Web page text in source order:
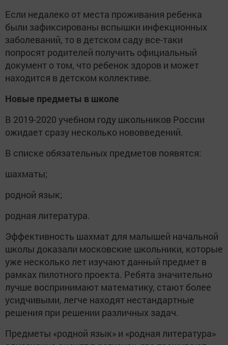
Если недалеко от места проживания ребенка
были зафиксированы вспышки инфекционных
заболеваний, то в детском саду все-таки
попросят родителей получить официальный
документ о том, что ребенок здоров и может
находится в детском коллективе.
Новые предметы в школе
В 2019-2020 учебном году школьников России
ожидает сразу несколько нововведений.
В списке обязательных предметов появятся:
шахматы;
родной язык;
родная литература.
Эффективность шахмат для малышей начальной
школы доказали московские школьники, которые
уже несколько лет изучают данный предмет в
рамках пилотного проекта. Ребята значительно
лучше воспринимают математику, стают более
усидчивыми, легче находят нестандартные
решения при решении различных задач.
Предметы «родной язык» и «родная литература»